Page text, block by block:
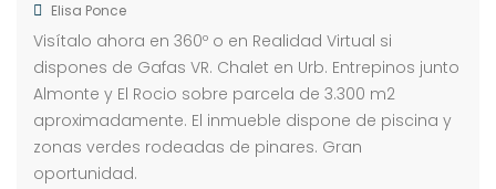
Elisa Ponce
Visítalo ahora en 360º o en Realidad Virtual si
dispones de Gafas VR. Chalet en Urb. Entrepinos junto
Almonte y El Rocio sobre parcela de 3.300 m2
aproximadamente. El inmueble dispone de piscina y
zonas verdes rodeadas de pinares. Gran
oportunidad.